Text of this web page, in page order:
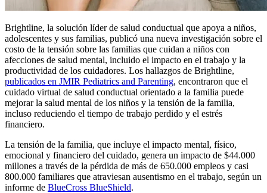
Brightline, la solución líder de salud conductual que apoya a niños,
adolescentes y sus familias, publicó una nueva investigación sobre el
costo de la tensión sobre las familias que cuidan a niños con
afecciones de salud mental, incluido el impacto en el trabajo y la
productividad de los cuidadores. Los hallazgos de Brightline,
publicados en JMIR Pediatrics and Parenting, encontraron que el
cuidado virtual de salud conductual orientado a la familia puede
mejorar la salud mental de los niños y la tensión de la familia,
incluso reduciendo el tiempo de trabajo perdido y el estrés
financiero.
La tensión de la familia, que incluye el impacto mental, físico,
emocional y financiero del cuidado, genera un impacto de $44.000
millones a través de la pérdida de más de 650.000 empleos y casi
800.000 familiares que atraviesan ausentismo en el trabajo, según un
informe de BlueCross BlueShield.